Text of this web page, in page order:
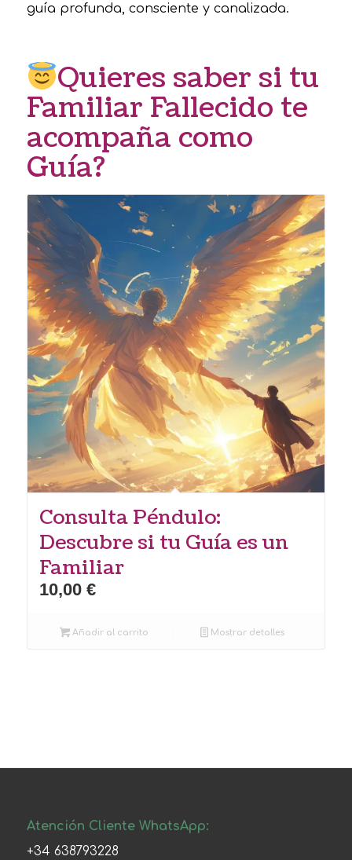
guía profunda, consciente y canalizada.
Quieres saber si tu
Familiar Fallecido te
acompaña como
Guía?
Consulta Péndulo:
Descubre si tu Guía es un
Familiar
10,00 €
Añadir al carrito Mostrar detalles
Atención Cliente WhatsApp:
+34 638793228